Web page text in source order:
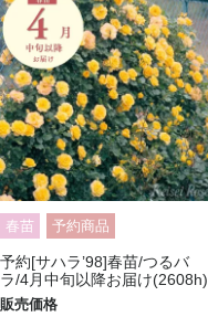
春苗 予約商品
予約[サハラ’98]春苗/つるバ
ラ/4月中旬以降お届け(2608h)